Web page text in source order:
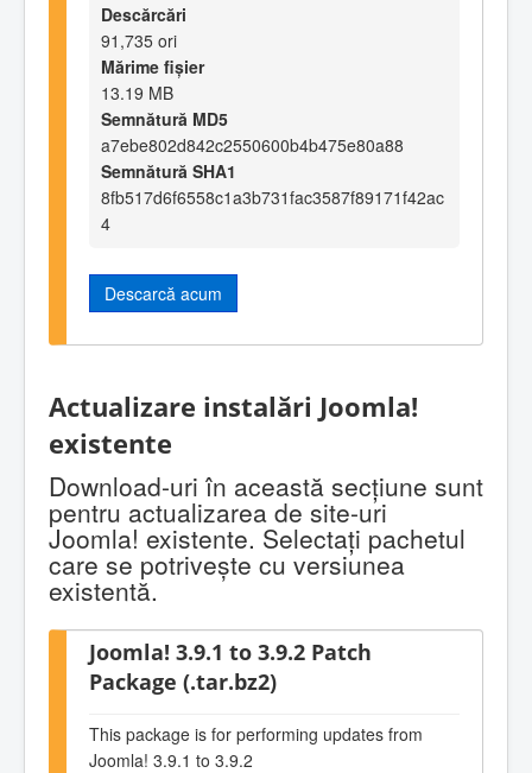
Descărcări
91,735 ori
Mărime fișier
13.19 MB
Semnătură MD5
a7ebe802d842c2550600b4b475e80a88
Semnătură SHA1
8fb517d6f6558c1a3b731fac3587f89171f42ac
4
Descarcă acum
Actualizare instalări Joomla!
existente
Download-uri în această secţiune sunt
pentru actualizarea de site-uri
Joomla! existente. Selectaţi pachetul
care se potriveşte cu versiunea
existentă.
Joomla! 3.9.1 to 3.9.2 Patch
Package (.tar.bz2)
This package is for performing updates from
Joomla! 3.9.1 to 3.9.2